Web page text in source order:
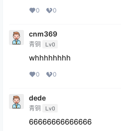
0 0
cnm369
青铜 Lv0
whhhhhhhh
0 0
dede
青铜 Lv0
66666666666666